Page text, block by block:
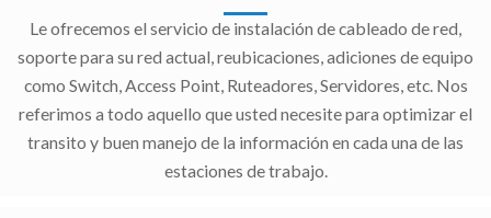
Le ofrecemos el servicio de instalación de cableado de red,
soporte para su red actual, reubicaciones, adiciones de equipo
como Switch, Access Point, Ruteadores, Servidores, etc. Nos
referimos a todo aquello que usted necesite para optimizar el
transito y buen manejo de la información en cada una de las
estaciones de trabajo.